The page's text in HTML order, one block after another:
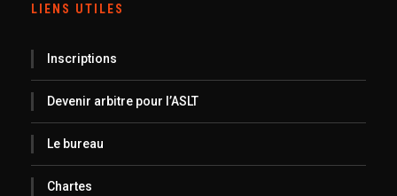
LIENS UTILES
Inscriptions
Devenir arbitre pour l’ASLT
Le bureau
Chartes